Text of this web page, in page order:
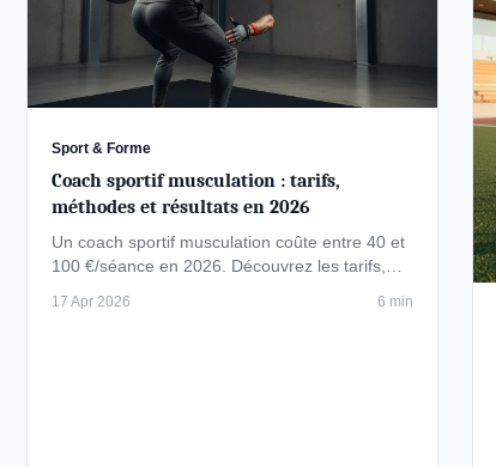
Sport & Forme
Coach sportif musculation : tarifs,
méthodes et résultats en 2026
Un coach sportif musculation coûte entre 40 et
100 €/séance en 2026. Découvrez les tarifs,
17 Apr 2026
6 min